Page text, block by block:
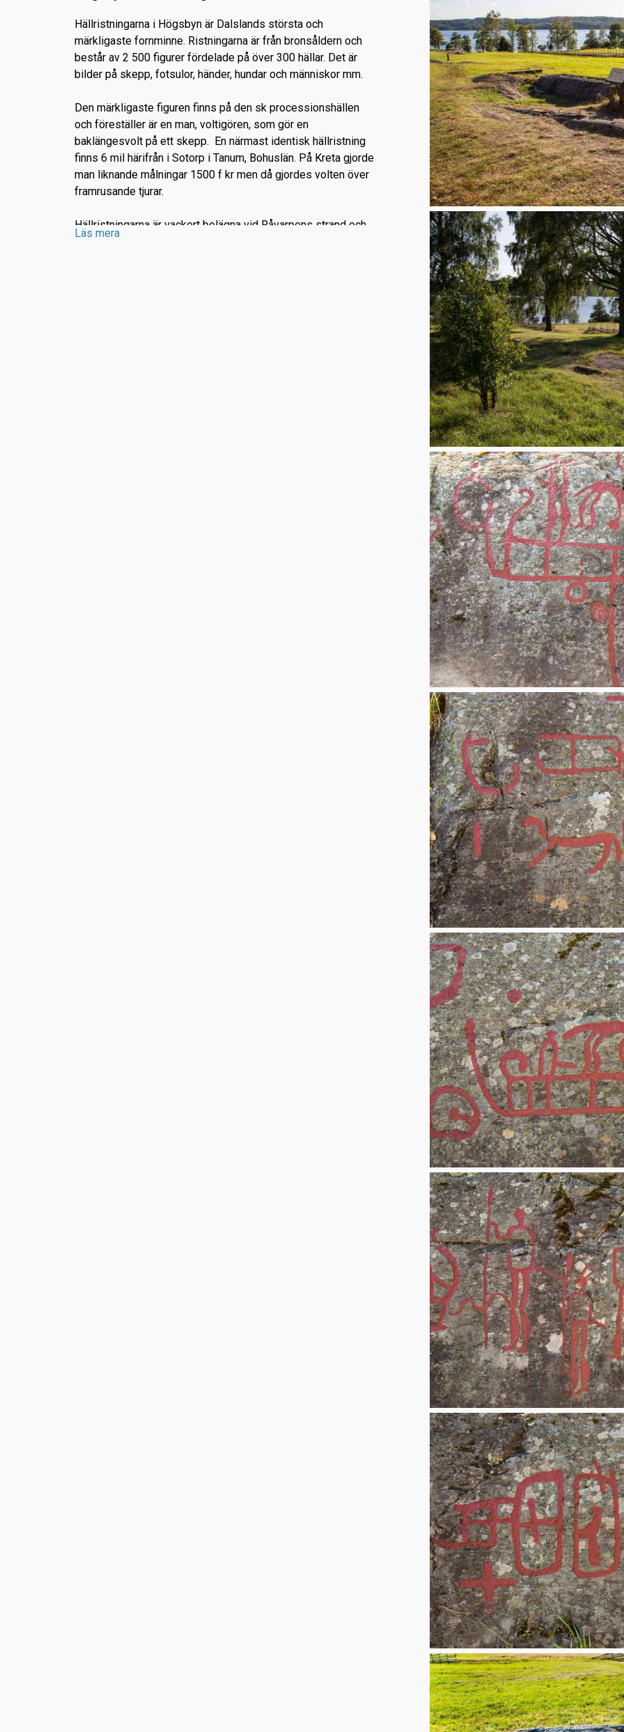
Hällristningarna i Högsbyn är Dalslands största och
märkligaste fornminne. Ristningarna är från bronsåldern och
består av 2 500 figurer fördelade på över 300 hällar. Det är
bilder på skepp, fotsulor, händer, hundar och människor mm.
Den märkligaste figuren finns på den sk processionshällen
och föreställer är en man, voltigören, som gör en
baklängesvolt på ett skepp. En närmast identisk hällristning
finns 6 mil härifrån i Sotorp i Tanum, Bohuslän. På Kreta gjorde
man liknande målningar 1500 f kr men då gjordes volten över
framrusande tjurar.
Hällristningarna är vackert belägna vid Råvarpens strand och
Läs mera